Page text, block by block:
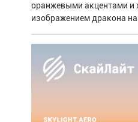
оранжевыми акцентами и
изображением дракона на